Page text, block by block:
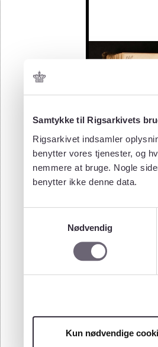
Samtykke til Rigsarkivets
Rigsarkivet indsamler
benytter vores tjenester, og
nemmere at bruge. Nogle
benytter ikke denne data.
Nødvendig
Kun nødvendige